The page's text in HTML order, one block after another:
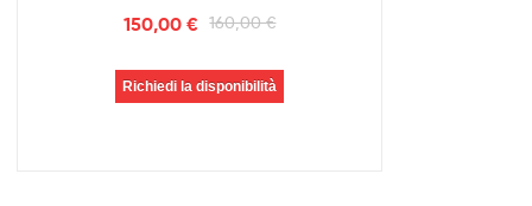
160,00€
150,00 €
Richiedi la disponibilità